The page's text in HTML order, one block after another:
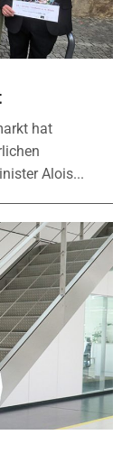
hat
Alois...